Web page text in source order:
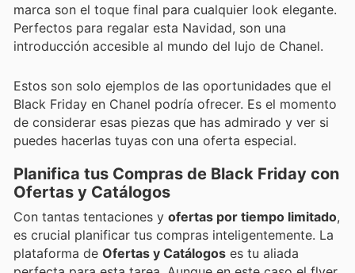
marca son el toque final para cualquier look elegante.
Perfectos para regalar esta Navidad, son una
introducción accesible al mundo del lujo de Chanel.
Estos son solo ejemplos de las oportunidades que el
Black Friday en Chanel podría ofrecer. Es el momento
de considerar esas piezas que has admirado y ver si
puedes hacerlas tuyas con una oferta especial.
Planifica tus Compras de Black Friday con
Ofertas y Catálogos
Con tantas tentaciones y ofertas por tiempo limitado,
es crucial planificar tus compras inteligentemente. La
plataforma de Ofertas y Catálogos es tu aliada